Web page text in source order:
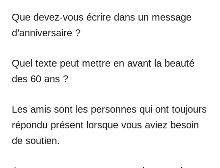
Que devez-vous écrire dans un message
d’anniversaire ?
Quel texte peut mettre en avant la beauté
des 60 ans ?
Les amis sont les personnes qui ont toujours
répondu présent lorsque vous aviez besoin
de soutien.